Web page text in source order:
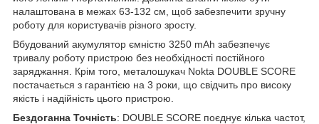
налаштована в межах 63-132 см, щоб забезпечити зручну
роботу для користувачів різного зросту.
Вбудований акумулятор ємністю 3250 mAh забезпечує
тривалу роботу пристрою без необхідності постійного
заряджання. Крім того, металошукач Nokta DOUBLE SCORE
постачається з гарантією на 3 роки, що свідчить про високу
якість і надійність цього пристрою.
Бездоганна Точність: DOUBLE SCORE поєднує кілька частот,